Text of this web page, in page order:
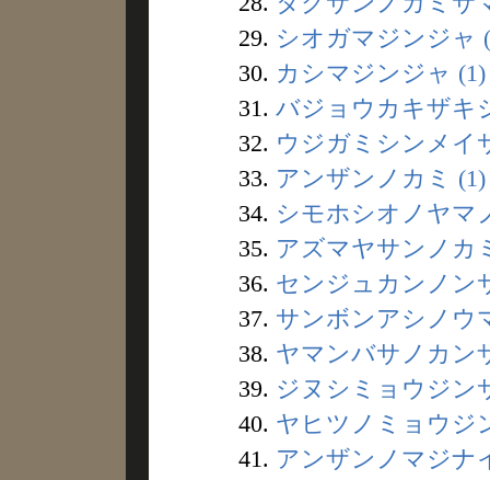
29. シオガマジンジャ
30. カシマジンジャ (1)
31. バジョウカキザキ
32. ウジガミシンメイ
33. アンザンノカミ (1)
34. シモホシオノヤマ
35. アズマヤサンノカ
36. センジュカンノン
37. サンボンアシノウ
38. ヤマンバサノカン
39. ジヌシミョウジン
40. ヤヒツノミョウジ
41. アンザンノマジナ